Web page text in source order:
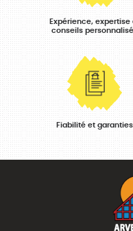
Expérience, expertise
conseils
Fiabilité et garanties